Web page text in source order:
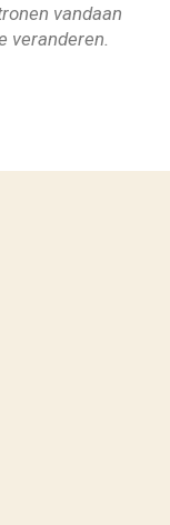
vandaan
veranderen.